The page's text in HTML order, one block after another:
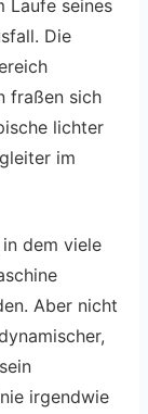
Laufe seines
Die
fraßen sich
lichter
im
dem viele
Aber nicht
irgendwie